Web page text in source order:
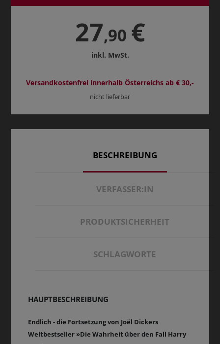
27,90 €
inkl. MwSt.
Versandkostenfrei innerhalb Österreichs ab € 30,-
nicht lieferbar
BESCHREIBUNG
VERFASSER:IN
PRODUKTSICHERHEIT
SCHLAGWORTE
HAUPTBESCHREIBUNG
Endlich - die Fortsetzung von Joël Dickers
Weltbestseller »Die Wahrheit über den Fall Harry